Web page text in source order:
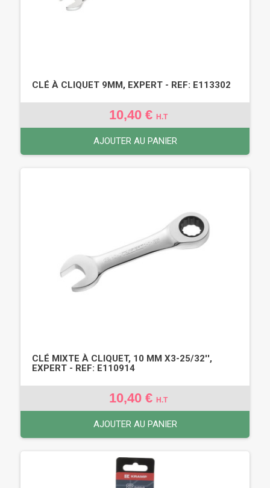
CLÉ À CLIQUET 9MM, EXPERT - REF: E113302
10,40 € H.T
AJOUTER AU PANIER
CLÉ MIXTE À CLIQUET, 10 MM X3-25/32'',
EXPERT - REF: E110914
10,40 € H.T
AJOUTER AU PANIER